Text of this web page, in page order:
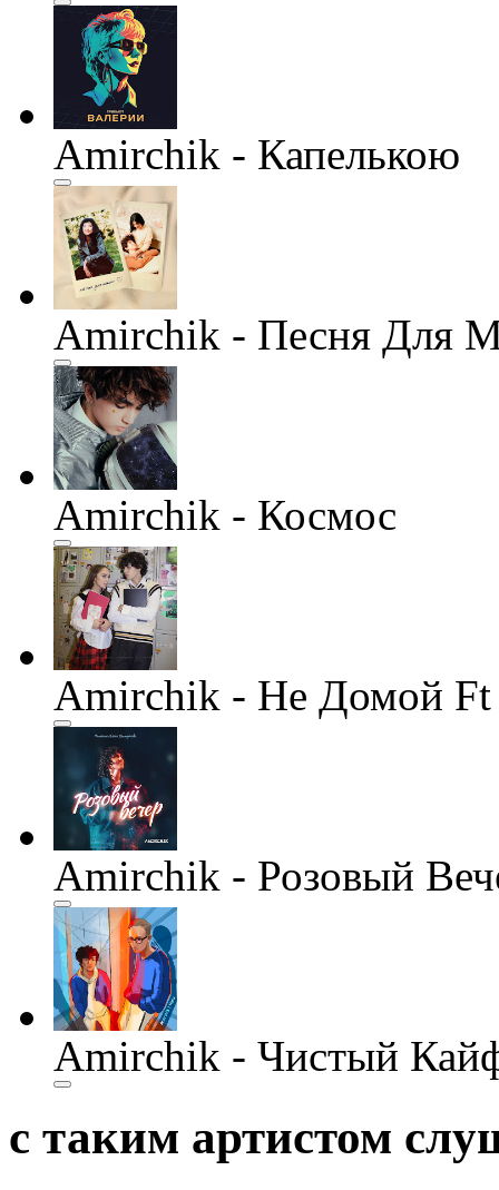
Amirchik - Капелькою
Amirchik - Песня Для
Amirchik - Космос
Amirchik - Не Домой
Amirchik - Розовый
Amirchik - Чистый
с таким артистом